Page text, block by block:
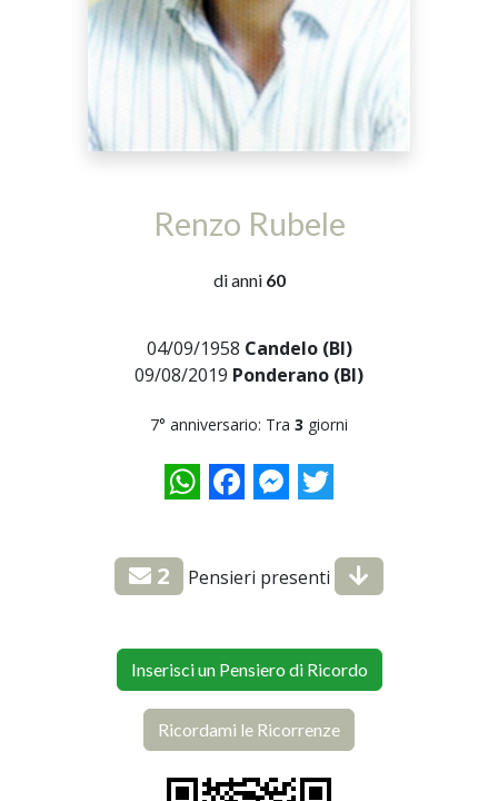
Renzo Rubele
di anni 60
04/09/1958 Candelo (BI)
09/08/2019 Ponderano (BI)
7° anniversario: Tra 3 giorni
WhatsAppFacebookMessenger
Twitter
2 Pensieri presenti
Inserisci un Pensiero di Ricordo
Ricordami le Ricorrenze